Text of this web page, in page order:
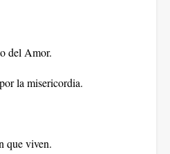
del Amor.
la misericordia.
que viven.